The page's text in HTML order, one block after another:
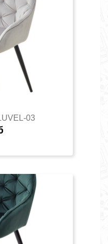
03